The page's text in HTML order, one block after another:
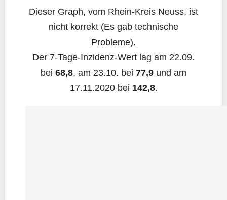
Die­ser Graph, vom Rhein-Kreis Neuss, ist
nicht kor­rekt (Es gab tech­ni­sche
Probleme).
Der 7‑Ta­ge-Inzi­denz-Wert lag am 22.09.
bei 68,8, am 23.10. bei 77,9 und am
17.11.2020 bei 142,8.